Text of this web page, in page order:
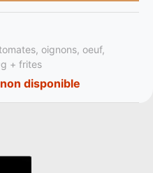
oignons, oeuf,
+ frites
disponible